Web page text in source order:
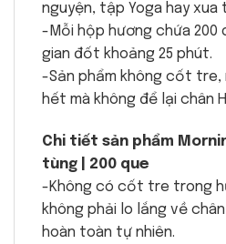
nguyện, tập Yoga hay xua
-Mỗi hộp hương chứa 200
gian đốt khoảng 25 phút.
-Sản phẩm không cốt tre,
hết mà không để lại chân
Chi tiết sản phẩm
tùng | 200 que
-Không có cốt tre trong
không phải lo lắng về
hoàn toàn tự nhiên.